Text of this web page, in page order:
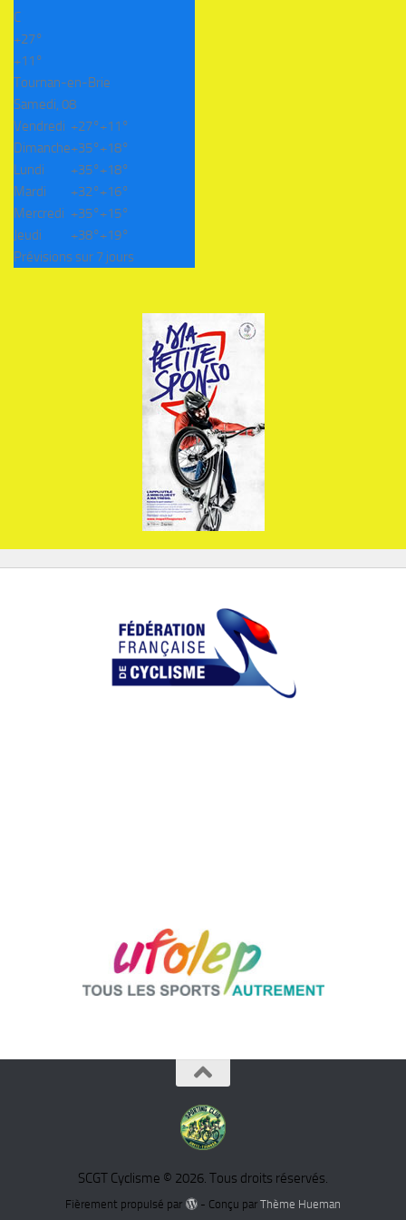
C
+27°
+11°
Tournan-en-Brie
Samedi, 08
Vendredi +27°+11°
Dimanche+35°+18°
Lundi
+35°+18°
Mardi
+32°+16°
Mercredi +35°+15°
Jeudi
+38°+19°
Prévisions sur 7 jours
SCGT Cyclisme © 2026. Tous droits réservés.
Fièrement propulsé par - Conçu par Thème Hueman